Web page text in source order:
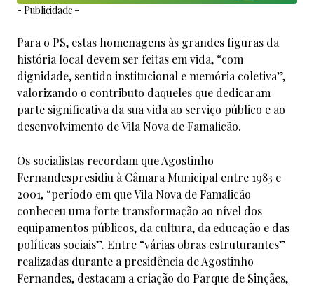
- Publicidade -
Para o PS, estas homenagens às grandes figuras da
história local devem ser feitas em vida, “com
dignidade, sentido institucional e memória coletiva”,
valorizando o contributo daqueles que dedicaram
parte significativa da sua vida ao serviço público e ao
desenvolvimento de Vila Nova de Famalicão.
Os socialistas recordam que Agostinho
Fernandespresidiu à Câmara Municipal entre 1983 e
2001, “período em que Vila Nova de Famalicão
conheceu uma forte transformação ao nível dos
equipamentos públicos, da cultura, da educação e das
políticas sociais”. Entre “várias obras estruturantes”
realizadas durante a presidência de Agostinho
Fernandes, destacam a criação do Parque de Sinçães,